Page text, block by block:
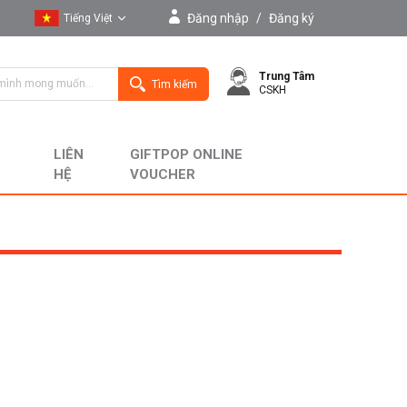
Tiếng Việt
English
Đăng nhập / Đăng ký
Tìm kiếm
Trung Tâm
CSKH
LIÊN
HỆ
GIFTPOP ONLINE
VOUCHER